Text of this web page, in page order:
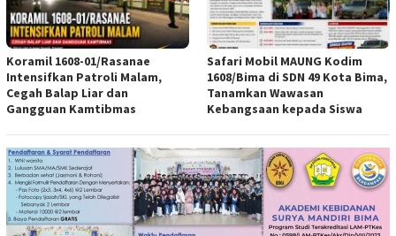
Koramil 1608-01/Rasanae
Intensifkan Patroli Malam,
Cegah Balap Liar dan
Gangguan Kamtibmas
Safari Mobil MAUNG Kodim
1608/Bima di SDN 49 Kota Bima,
Tanamkan Wawasan
Kebangsaan kepada Siswa